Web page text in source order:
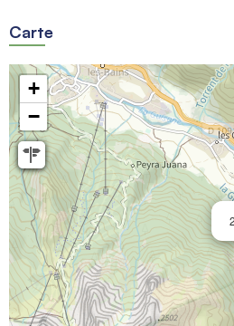
Carte
+
−